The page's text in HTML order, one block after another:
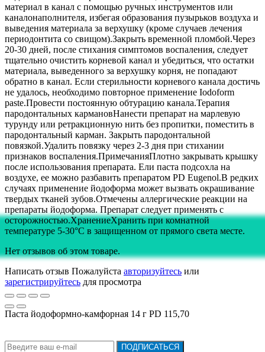
материал в канал с помощью ручных инструментов или
каналонаполнителя, избегая образования пузырьков воздуха и
выведения материала за верхушку (кроме случаев лечения
периодонтита со свищом).Закрыть временной пломбой.Через
20-30 дней, после стихания симптомов воспаления, следует
тщательно очистить корневой канал и убедиться, что остатки
материала, выведенного за верхушку корня, не попадают
обратно в канал. Если стерильности корневого канала достичь
не удалось, необходимо повторное применение Iodoform
paste.Провести постоянную обтурацию канала.Терапия
пародонтальных кармановНанести препарат на марлевую
турунду или ретракционную нить без пропитки, поместить в
пародонтальный карман. Закрыть пародонтальной
повязкой.Удалить повязку через 2-3 дня при стихании
признаков воспаления.ПримечанияПлотно закрывать крышку
после использования препарата. Ели паста подсохла на
воздухе, ее можно разбавить препаратом PD Eugenol.В редких
случаях применение йодоформа может вызвать окрашивание
твердых тканей зубов.Отмечены аллергические реакции на
препараты йодоформа. Препарат следует применять с
осторожностью.ХранениеХранить при комнатной
температуре 5-30°С в защищенном от прямого света месте.
Нет отзывов об этом товаре.
Написать отзыв Пожалуйста авторизуйтесь или
зарегистрируйтесь для просмотра
Паста йодоформно-камфорная 14 г PD 115,70
ПОДПИСАТЬСЯ